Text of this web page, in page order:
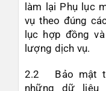
làm lại Phụ lục
vụ theo đúng
lục hợp đồng
lượng dịch vụ.
2.2 Bảo mật
những dữ liệu